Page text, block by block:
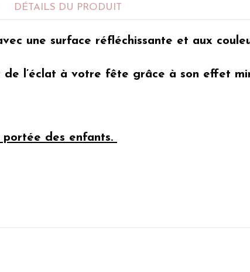
DÉTAILS DU PRODUIT
une surface réfléchissante et aux
l’éclat à votre fête grâce à son effet
des enfants.